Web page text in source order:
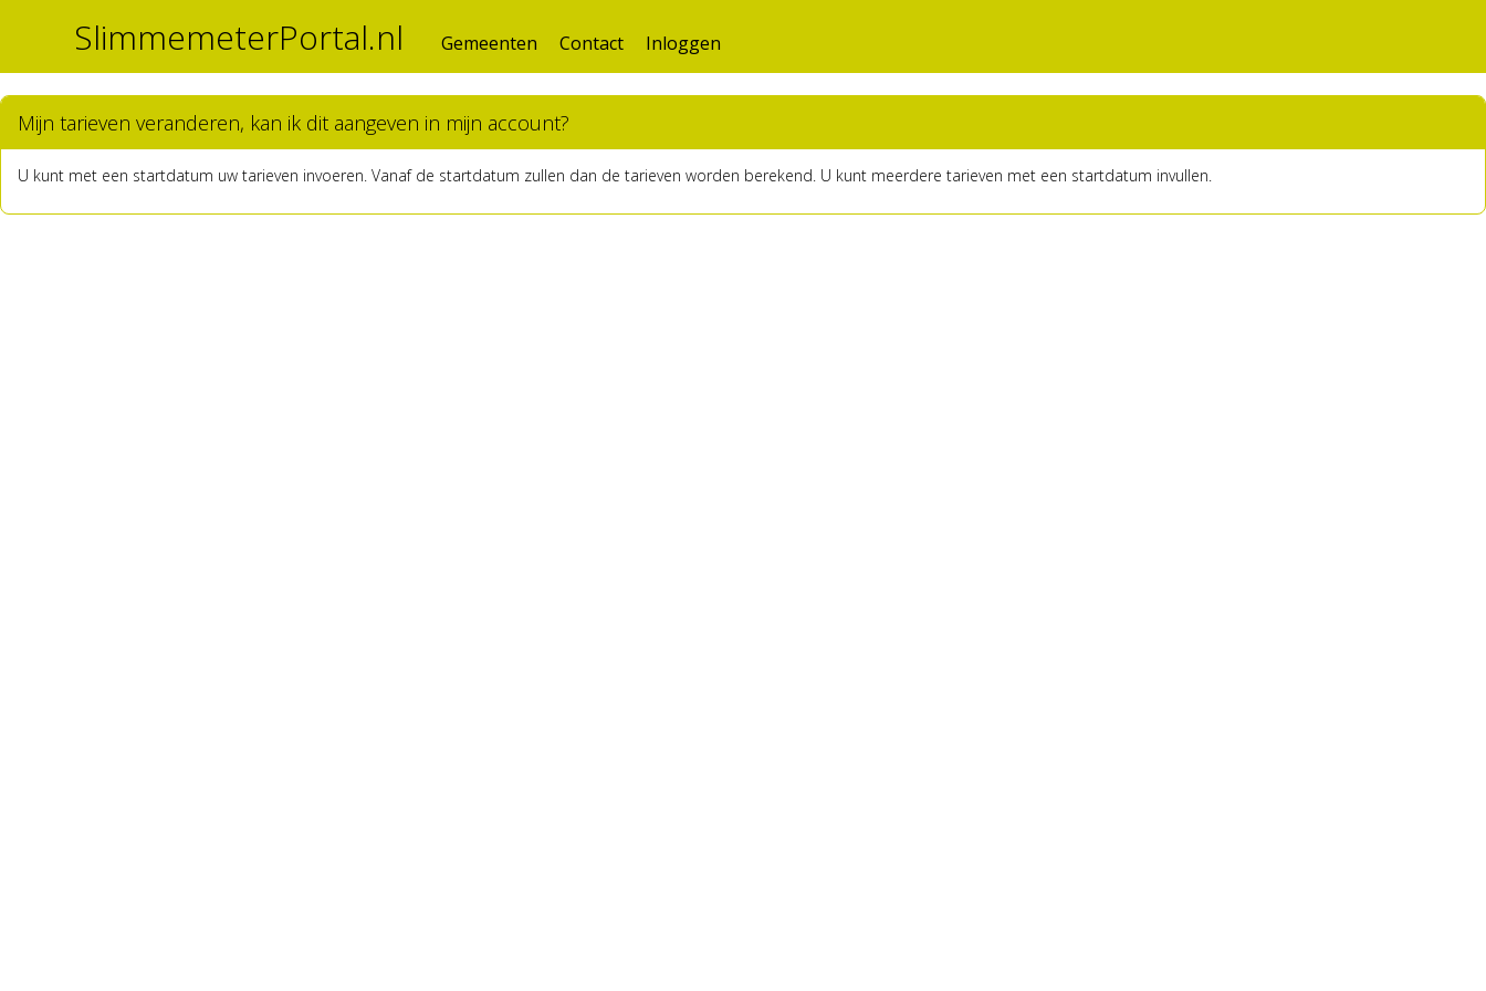
SlimmemeterPortal.nl Gemeenten Contact Inloggen
Mijn tarieven veranderen, kan ik dit aangeven in mijn account?
U kunt met een startdatum uw tarieven invoeren. Vanaf de startdatum zullen dan de tarieven worden berekend. U kunt meerdere tarieven met een startdatum invullen.